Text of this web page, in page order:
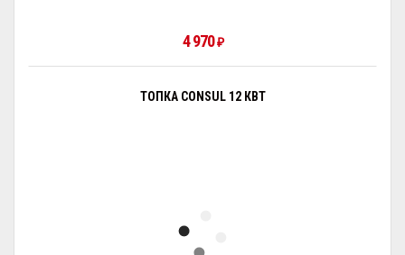
4 970 ₽
ТОПКА CONSUL 12 КВТ